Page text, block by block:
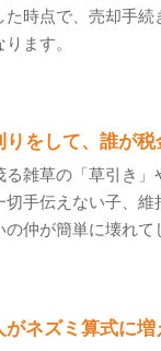
時点で、売却手
ます。
りをして、誰が
雑草の「草引き
手伝えない子、
仲が簡単に壊れて
がネズミ算式に